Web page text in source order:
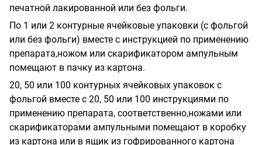
печатной лакированной или без фольги.
По 1 или 2 контурные ячейковые упаковки (с фольгой
или без фольги) вместе с инструкцией по применению
препарата,ножом или скарификатором ампульным
помещают в пачку из картона.
20, 50 или 100 контурных ячейковых упаковок с
фольгой вместе с 20, 50 или 100 инструкциями по
применению препарата, соответственно,ножами или
скарификаторами ампульными помещают в коробку
из картона или в ящик из гофрированного картона